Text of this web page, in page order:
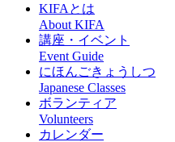
KIFAとは
About KIFA
講座・イベント
Event Guide
にほんごきょうしつ
Japanese Classes
ボランティア
Volunteers
カレンダー